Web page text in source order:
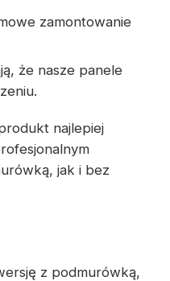
zamontowanie
że nasze panele
najlepiej
jak i bez
z podmurówką,